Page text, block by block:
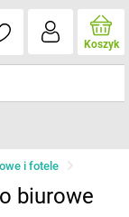
Koszyk
i fotele
biurowe